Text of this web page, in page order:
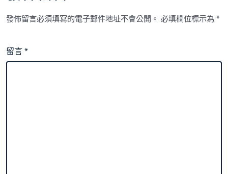
發佈留言必須填寫的電子郵件地址不會公開。 必填欄位標示為*
留言*